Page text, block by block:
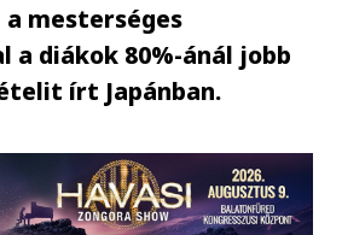
mesterséges
a diákok 80%-ánál jobb
írt Japánban.